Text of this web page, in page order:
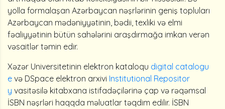
yolla formalaşan Azərbaycan nəşrlərinin geniş topluları
Azərbaycan mədəniyyətinin, bədii, texliki və elmi
fəaliyyətinin bütün sahələrini araşdırmağa imkan verən
vəsaitlər təmin edir.
Xəzər Universitetinin elektron kataloqu digital catalogu
e və DSpace elektron arxivi Institutional Repositor
y vasitəsilə kitabxana istifadəçilərinə çap və rəqəmsal
İSBN nəşrləri haqqda məluatlar təqdim edilir. İSBN